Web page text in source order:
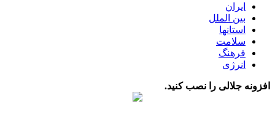
ایران
بین الملل
استانها
سلامت
فرهنگ
انرژی
افزونه جلالی را نصب کنید.